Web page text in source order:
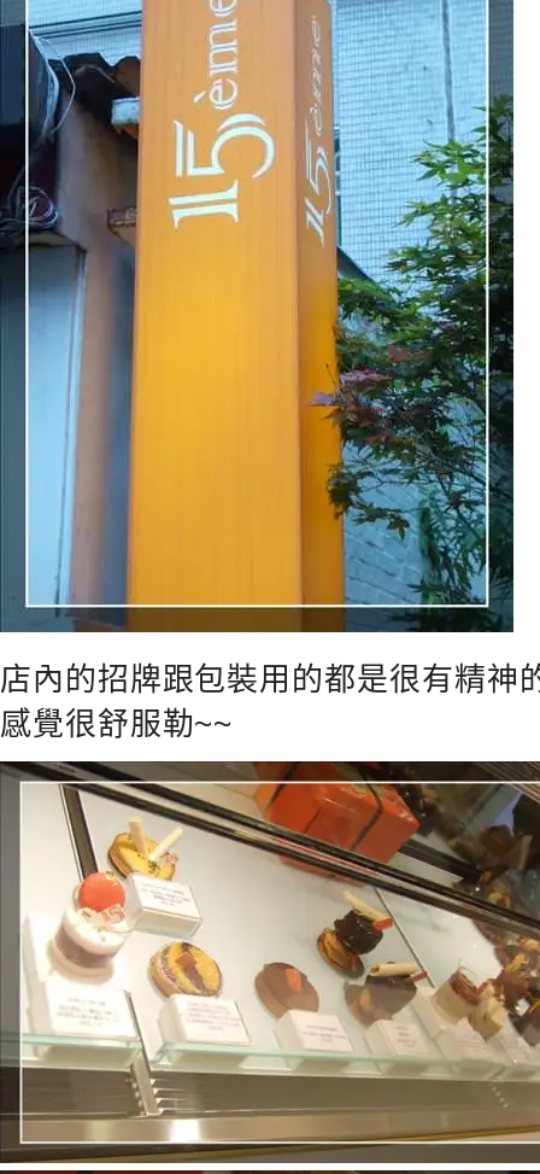
店內的招牌跟包裝用的都是很有精神
感覺很舒服勒~~